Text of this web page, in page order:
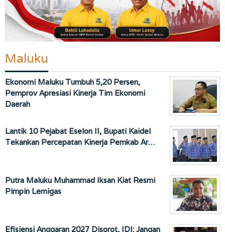
Maluku
Ekonomi Maluku Tumbuh 5,20 Persen,
Pemprov Apresiasi Kinerja Tim Ekonomi
Daerah
Lantik 10 Pejabat Eselon II, Bupati Kaidel
Tekankan Percepatan Kinerja Pemkab Ar…
Putra Maluku Muhammad Iksan Kiat Resmi
Pimpin Lemigas
Efisiensi Anggaran 2027 Disorot, IDI: Jangan